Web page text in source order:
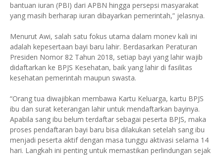
bantuan iuran (PBI) dari APBN hingga persepsi masyarakat
yang masih berharap iuran dibayarkan pemerintah,” jelasnya.
Menurut Awi, salah satu fokus utama dalam monev kali ini
adalah kepesertaan bayi baru lahir. Berdasarkan Peraturan
Presiden Nomor 82 Tahun 2018, setiap bayi yang lahir wajib
didaftarkan ke BPJS Kesehatan, baik yang lahir di fasilitas
kesehatan pemerintah maupun swasta.
“Orang tua diwajibkan membawa Kartu Keluarga, kartu BPJS
ibu dan surat keterangan lahir untuk mendaftarkan bayinya.
Apabila sang ibu belum terdaftar sebagai peserta BPJS, maka
proses pendaftaran bayi baru bisa dilakukan setelah sang ibu
menjadi peserta aktif dengan masa tunggu aktivasi selama 14
hari. Langkah ini penting untuk memastikan perlindungan sejak